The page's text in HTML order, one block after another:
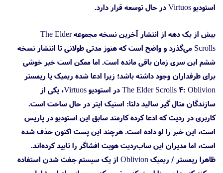
استودیو Virtuos در حال توسعه قرار دارد.
بیش از یک دهه از انتشار آخرین نسخه مجموعه The Elder
Scrolls می‌گذرد و واضح است که هنوز مدتی طولانی تا انتشار نسخه
ششم این سری زمان باقی مانده است. اما ممکن است خبر خوشی
برای طرفداران وجود داشته باشد؛ زیرا ادعا شده ریمیک یا ریمستر
The Elder Scrolls 4: Oblivion در استودیو Virtuos، یکی از
سازندگان متال گیر سالید دلتا: اسنیک ایتر در حال ساخت است.
کاربری در ردیت که ادعا کرده کارمند سابق این استودیو در پاریس
است، این خبر را لو داده است. هرچند این پست اکنون حذف شده
است، اما مدیران این ساب‌ردیت هویت افشاگر را تایید کرده‌اند.
ظاهرا ریمستر / ریمیک Oblivion از یک سیستم جفت‌ شدن استفاده